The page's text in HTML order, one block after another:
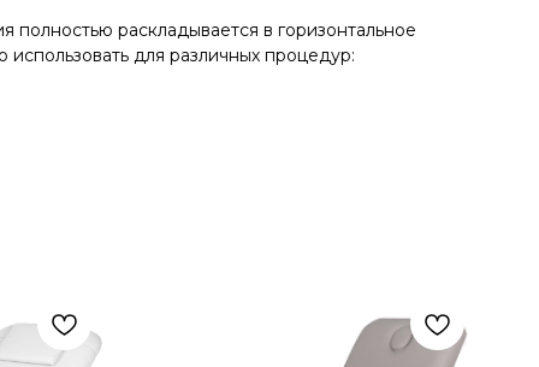
раскладывается в горизонтальное
для различных процедур: